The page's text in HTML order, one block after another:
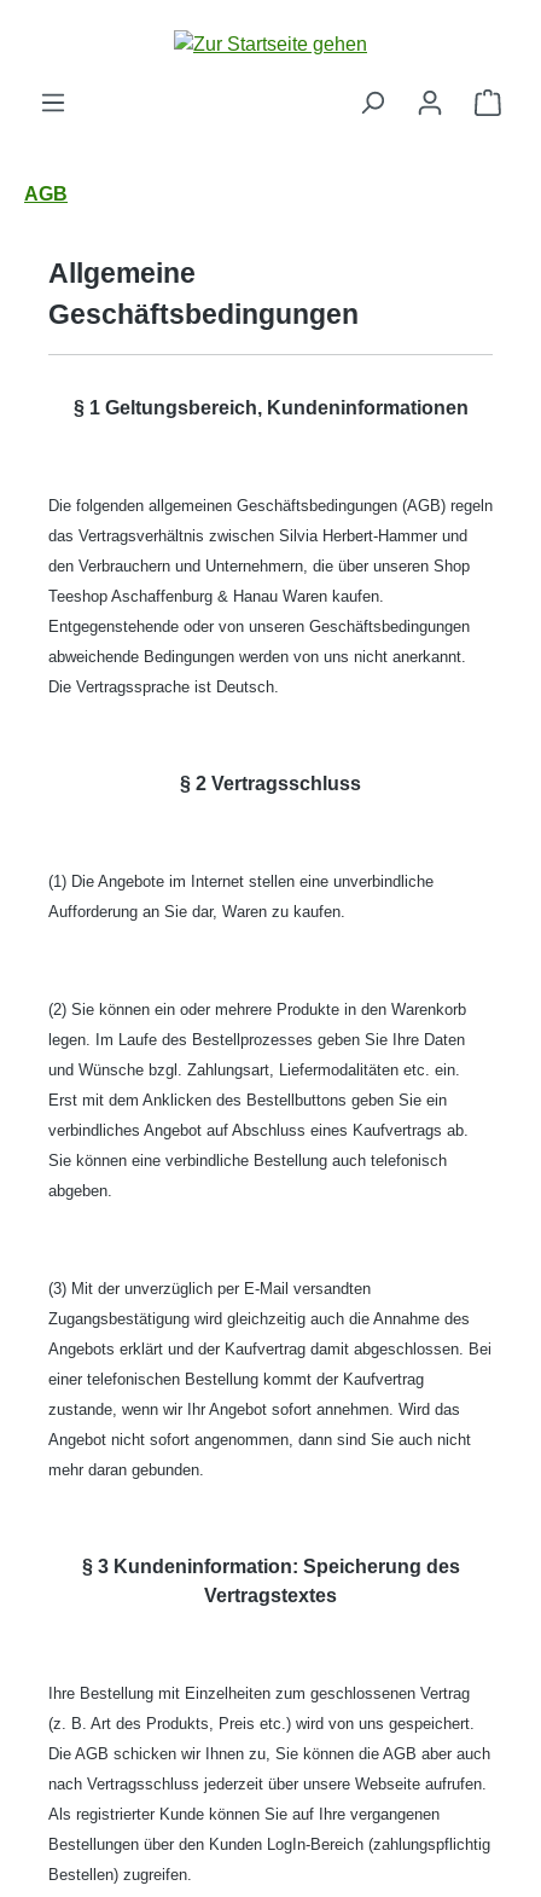
Zum Hauptinhalt springen
AGB
Allgemeine
Geschäftsbedingungen
§ 1 Geltungsbereich, Kundeninformationen
Die folgenden allgemeinen Geschäftsbedingungen (AGB) regeln
das Vertragsverhältnis zwischen Silvia Herbert-Hammer und
den Verbrauchern und Unternehmern, die über unseren Shop
Teeshop Aschaffenburg & Hanau Waren kaufen.
Entgegenstehende oder von unseren Geschäftsbedingungen
abweichende Bedingungen werden von uns nicht anerkannt.
Die Vertragssprache ist Deutsch.
§ 2 Vertragsschluss
(1) Die Angebote im Internet stellen eine unverbindliche
Aufforderung an Sie dar, Waren zu kaufen.
(2) Sie können ein oder mehrere Produkte in den Warenkorb
legen. Im Laufe des Bestellprozesses geben Sie Ihre Daten
und Wünsche bzgl. Zahlungsart, Liefermodalitäten etc. ein.
Erst mit dem Anklicken des Bestellbuttons geben Sie ein
verbindliches Angebot auf Abschluss eines Kaufvertrags ab.
Sie können eine verbindliche Bestellung auch telefonisch
abgeben.
(3) Mit der unverzüglich per E-Mail versandten
Zugangsbestätigung wird gleichzeitig auch die Annahme des
Angebots erklärt und der Kaufvertrag damit abgeschlossen. Bei
einer telefonischen Bestellung kommt der Kaufvertrag
zustande, wenn wir Ihr Angebot sofort annehmen. Wird das
Angebot nicht sofort angenommen, dann sind Sie auch nicht
mehr daran gebunden.
§ 3 Kundeninformation: Speicherung des
Vertragstextes
Ihre Bestellung mit Einzelheiten zum geschlossenen Vertrag
(z. B. Art des Produkts, Preis etc.) wird von uns gespeichert.
Die AGB schicken wir Ihnen zu, Sie können die AGB aber auch
nach Vertragsschluss jederzeit über unsere Webseite aufrufen.
Als registrierter Kunde können Sie auf Ihre vergangenen
Bestellungen über den Kunden LogIn-Bereich (zahlungspflichtig
Bestellen) zugreifen.